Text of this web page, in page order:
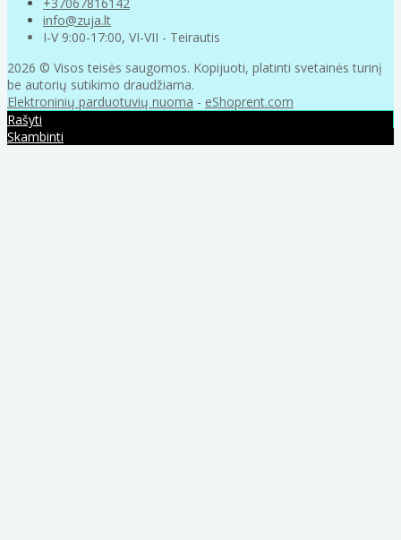
info@zuja.lt
I-V 9:00-17:00, VI-VII - Teirautis
2026 © Visos teisės saugomos. Kopijuoti, platinti svetainės turinį
be autorių sutikimo draudžiama.
Elektroninių parduotuvių nuoma - eShoprent.com
Rašyti
Skambinti